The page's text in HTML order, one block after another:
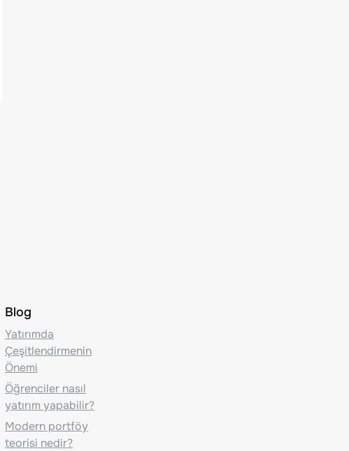
Blog
Yatırımda
Çeşitlendirmenin
Önemi
Öğrenciler nasıl
yatırım yapabilir?
Modern portföy
teorisi nedir?